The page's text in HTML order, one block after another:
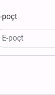
poçt